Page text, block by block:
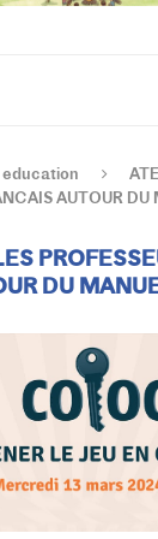
education
AUTOUR DU
DU